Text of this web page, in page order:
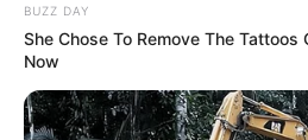
BUZZ DAY
She Chose To Remove The Tattoos
Now